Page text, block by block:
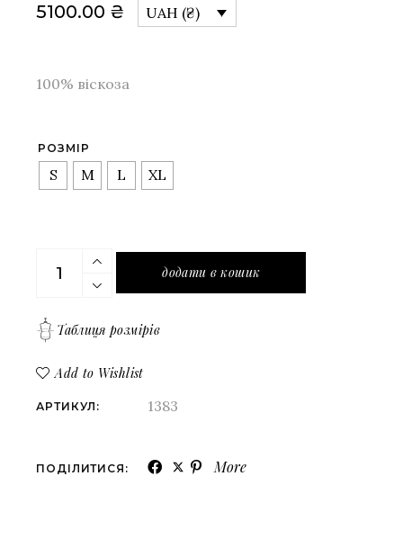
5100.00 ₴ UAH (₴)
100% віскоза
РОЗМІР
S M L XL
Сукня на запах молочного кольору з
додати в кошик
Таблиця розмірів
Add to Wishlist
АРТИКУЛ: 1383
ПОДІЛИТИСЯ: More